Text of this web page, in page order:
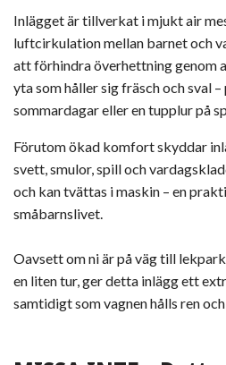
Inlägget är tillverkat i mjukt air
luftcirkulation mellan barnet och
att förhindra överhettning genom
yta som håller sig fräsch och sval
sommardagar eller en tupplur på
Förutom ökad komfort skyddar
svett, smulor, spill och
och kan tvättas i maskin – en
småbarnslivet.
Oavsett om ni är på väg till
en liten tur, ger detta inlägg ett
samtidigt som vagnen hålls ren